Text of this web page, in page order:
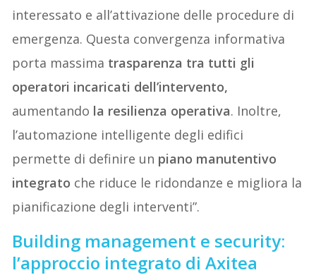
interessato e all’attivazione delle procedure di
emergenza. Questa convergenza informativa
porta massima trasparenza tra tutti gli
operatori incaricati dell’intervento,
aumentando la resilienza operativa. Inoltre,
l’automazione intelligente degli edifici
permette di definire un piano manutentivo
integrato che riduce le ridondanze e migliora la
pianificazione degli interventi”.
Building management e security:
l’approccio integrato di Axitea